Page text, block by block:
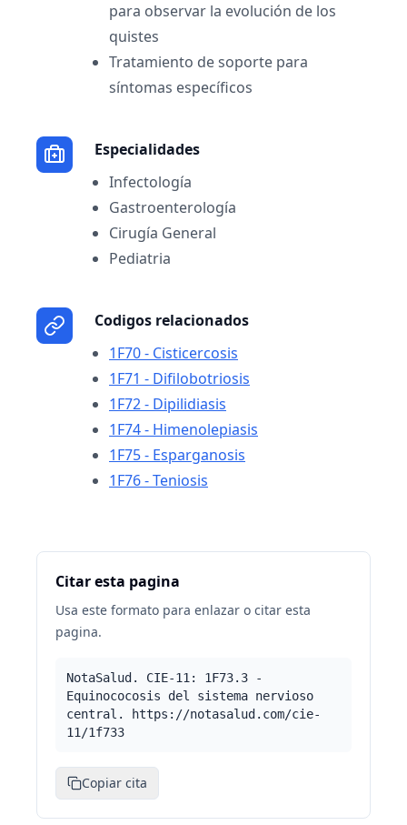
para observar la evolución de los
quistes
Tratamiento de soporte para
síntomas específicos
Especialidades
Infectología
Gastroenterología
Cirugía General
Pediatria
Codigos relacionados
1F70 - Cisticercosis
1F71 - Difilobotriosis
1F72 - Dipilidiasis
1F74 - Himenolepiasis
1F75 - Esparganosis
1F76 - Teniosis
Citar esta pagina
Usa este formato para enlazar o citar esta
pagina.
NotaSalud. CIE-11: 1F73.3 -
Equinococosis del sistema nervioso
central. https://notasalud.com/cie-
11/1f733
Copiar cita